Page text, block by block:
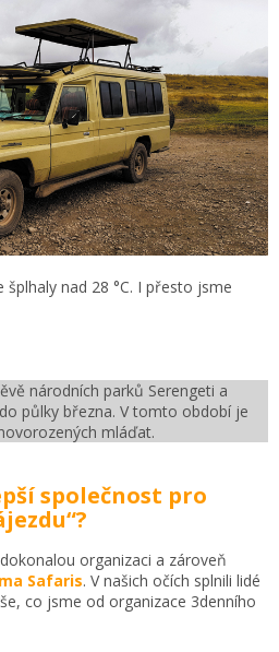
nad 28 °C. I přesto jsme
národních parků Serengeti a
půlky března. V tomto období je
mláďat.
společnost pro
organizaci a zároveň
Safaris. V našich očích splnili lidé
co jsme od organizace 3denního